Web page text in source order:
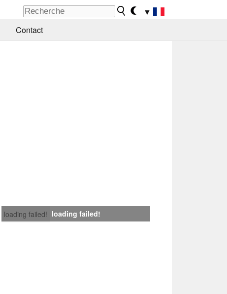
▼
Contact
loading failed! loading failed!